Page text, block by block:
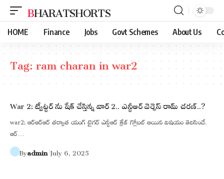
BHARATSHORTS
HOME Finance Jobs Govt Schemes About Us
Tag:ram charan in war2
War 2: ట్వీట్టర్ ను షేక్ చేస్తిన్న వార్ 2.. ఎన్టీఅర్ వెర్సెస్ రామ్ చరణ్..?
war2: ఆర్ఆర్ఆర్ తర్వాత యంగ్ టైగర్ ఎన్టీఆర్ క్రేజ్ గ్లోబల్ అయిన విషయం తెలిసిందే.
ఆర్…
ByadminJuly 6, 2025